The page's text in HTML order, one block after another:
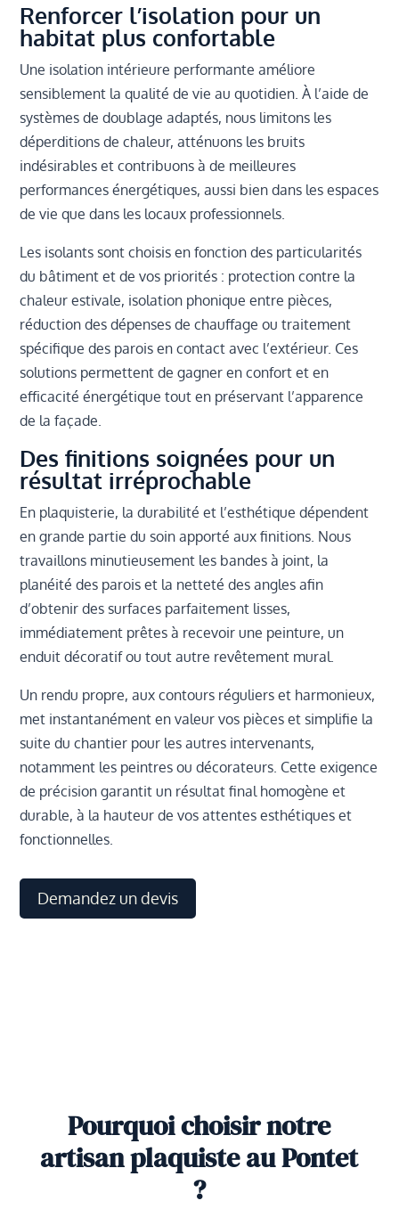
Renforcer l’isolation pour un
habitat plus confortable
Une isolation intérieure performante améliore
sensiblement la qualité de vie au quotidien. À l’aide de
systèmes de doublage adaptés, nous limitons les
déperditions de chaleur, atténuons les bruits
indésirables et contribuons à de meilleures
performances énergétiques, aussi bien dans les espaces
de vie que dans les locaux professionnels.
Les isolants sont choisis en fonction des particularités
du bâtiment et de vos priorités : protection contre la
chaleur estivale, isolation phonique entre pièces,
réduction des dépenses de chauffage ou traitement
spécifique des parois en contact avec l’extérieur. Ces
solutions permettent de gagner en confort et en
efficacité énergétique tout en préservant l’apparence
de la façade.
Des finitions soignées pour un
résultat irréprochable
En plaquisterie, la durabilité et l’esthétique dépendent
en grande partie du soin apporté aux finitions. Nous
travaillons minutieusement les bandes à joint, la
planéité des parois et la netteté des angles afin
d’obtenir des surfaces parfaitement lisses,
immédiatement prêtes à recevoir une peinture, un
enduit décoratif ou tout autre revêtement mural.
Un rendu propre, aux contours réguliers et harmonieux,
met instantanément en valeur vos pièces et simplifie la
suite du chantier pour les autres intervenants,
notamment les peintres ou décorateurs. Cette exigence
de précision garantit un résultat final homogène et
durable, à la hauteur de vos attentes esthétiques et
fonctionnelles.
Demandez un devis
Pourquoi choisir notre
artisan plaquiste au Pontet
?